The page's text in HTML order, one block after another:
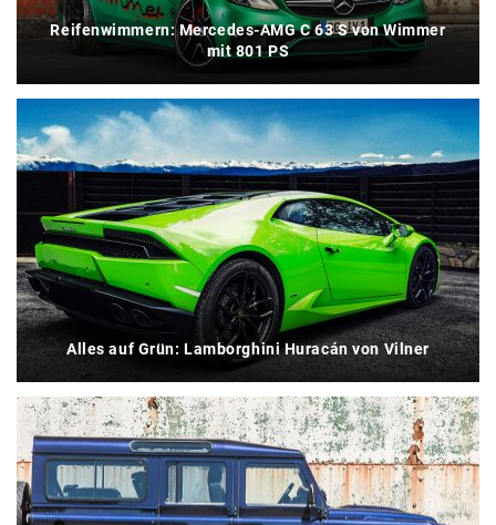
Reifenwimmern: Mercedes-AMG C 63 S von Wimmer
mit 801 PS
Alles auf Grün: Lamborghini Huracán von Vilner